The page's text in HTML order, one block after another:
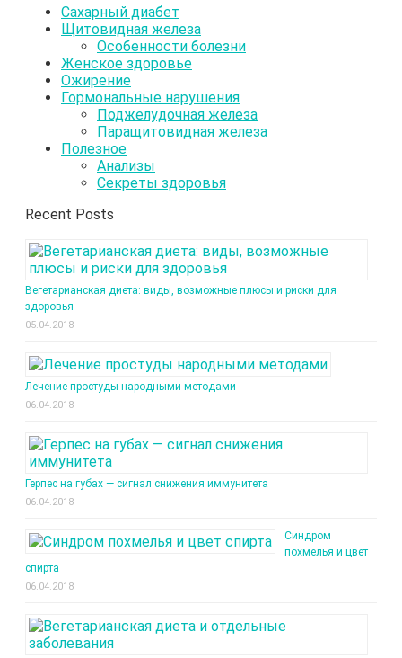
Сахарный диабет
Щитовидная железа
Особенности болезни
Женское здоровье
Ожирение
Гормональные нарушения
Поджелудочная железа
Паращитовидная железа
Полезное
Анализы
Секреты здоровья
Recent Posts
Вегетарианская диета: виды, возможные плюсы и риски для
здоровья
05.04.2018
Лечение простуды народными методами
06.04.2018
Герпес на губах — сигнал снижения иммунитета
06.04.2018
Синдром
похмелья и цвет
спирта
06.04.2018